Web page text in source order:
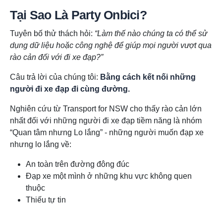
Tại Sao Là Party Onbici?
Tuyên bố thử thách hỏi: “Làm thế nào chúng ta có thể sử
dụng dữ liệu hoặc công nghệ để giúp mọi người vượt qua
rào cản đối với đi xe đạp?”
Câu trả lời của chúng tôi: Bằng cách kết nối những
người đi xe đạp đi cùng đường.
Nghiên cứu từ Transport for NSW cho thấy rào cản lớn
nhất đối với những người đi xe đạp tiềm năng là nhóm
“Quan tâm nhưng Lo lắng” - những người muốn đạp xe
nhưng lo lắng về:
An toàn trên đường đông đúc
Đạp xe một mình ở những khu vực không quen
thuộc
Thiếu tự tin